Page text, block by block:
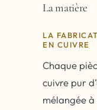
La matière
LA
EN CUIVRE
Chaque
cuivre pur
mélangée à